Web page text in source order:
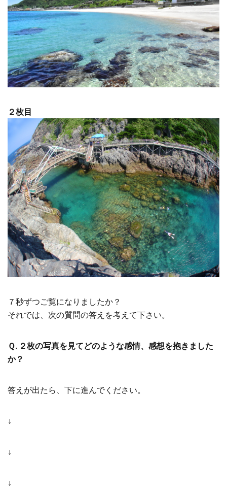
２枚目
７秒ずつご覧になりましたか？
それでは、次の質問の答えを考えて下さい。
Ｑ. ２枚の写真を見てどのような感情、感想を抱きました
か？
答えが出たら、下に進んでください。
↓
↓
↓